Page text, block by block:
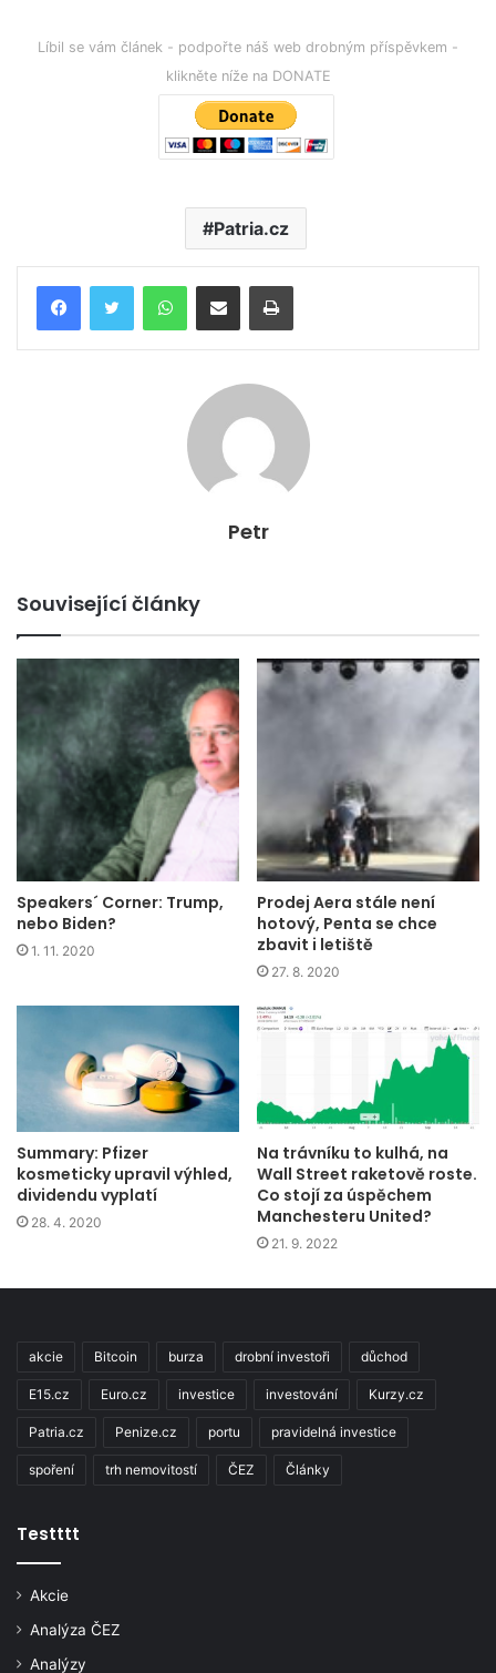
Líbil se vám článek - podpořte náš web drobným příspěvkem -
klikněte níže na DONATE
Patria.cz
Poslat emailem
Petr
Související články
Speakers´ Corner: Trump,
nebo Biden?
1. 11. 2020
Prodej Aera stále není
hotový, Penta se chce
zbavit i letiště
27. 8. 2020
Summary: Pfizer
kosmeticky upravil výhled,
dividendu vyplatí
28. 4. 2020
Na trávníku to kulhá, na
Wall Street raketově roste.
Co stojí za úspěchem
Manchesteru United?
21. 9. 2022
akcie Bitcoin burza drobní investoři důchod
E15.cz Euro.cz investice investování Kurzy.cz
Patria.cz Penize.cz portu pravidelná investice
spoření trh nemovitostí ČEZ Články
Testttt
Akcie
Analýza ČEZ
Analýzy